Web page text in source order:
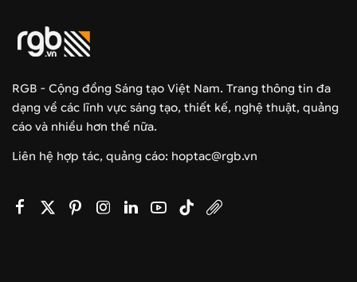
RGB - Cộng đồng Sáng tạo Việt Nam. Trang thông tin đa
dạng về các lĩnh vực sáng tạo, thiết kế, nghệ thuật, quảng
cáo và nhiều hơn thế nữa.
Liên hệ hợp tác, quảng cáo: hoptac@rgb.vn